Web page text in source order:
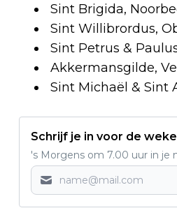
Sint Brigida,
Sint Willibrordus,
Sint Petrus &
Akkermansgilde,
Sint Michaël & Sint
Schrijf je in voor de
's Morgens om 7.00 uur in je